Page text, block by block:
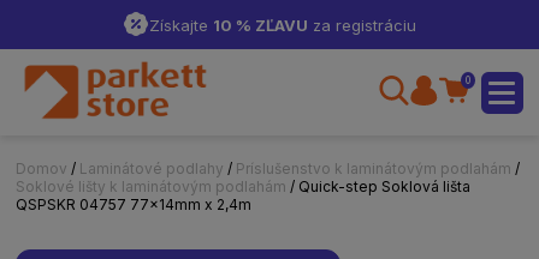
Získajte 10 % ZĽAVU za registráciu
0
Domov / Laminátové podlahy / Príslušenstvo k laminátovým podlahám /
Soklové lišty k laminátovým podlahám / Quick-step Soklová lišta
QSPSKR 04757 77x14mm x 2,4m